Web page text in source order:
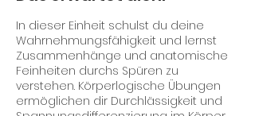
In dieser Einheit schulst du deine
Wahrnehmungsfähigkeit und lernst
Zusammenhänge und anatomische
Feinheiten durchs Spüren zu
verstehen. Körperlogische Übungen
ermöglichen dir Durchlässigkeit und